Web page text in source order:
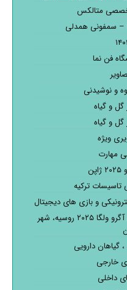
متالکس
– سمفونی همدلی
فن نما
و نوشیدنی
گل و گیاه
گل و گیاه
ویژه
مهارت
تاسیسات ترکیه
و بازی های دیجیتال
نمایشگاه دامپروری و کشاورزی آگرو ولگا ۲۰۲۵ روسیه، شهر
گیاهان دارویی
خارجی
داخلی